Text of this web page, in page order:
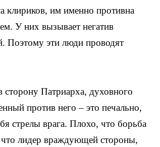
клириков, им именно противна
У них вызывает негатив
Поэтому эти люди проводят
Патриарха, духовного
против него – это печально,
стрелы врага. Плохо, что борьба
что лидер враждующей стороны,